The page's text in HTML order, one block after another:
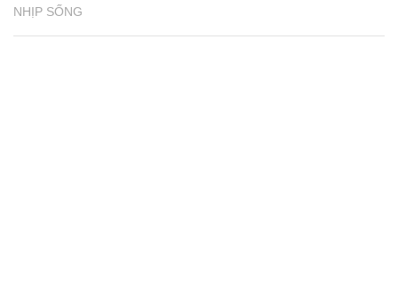
NHỊP SỐNG